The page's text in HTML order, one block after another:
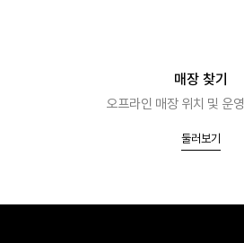
매장 찾기
오프라인 매장 위치 및 운
둘러보기